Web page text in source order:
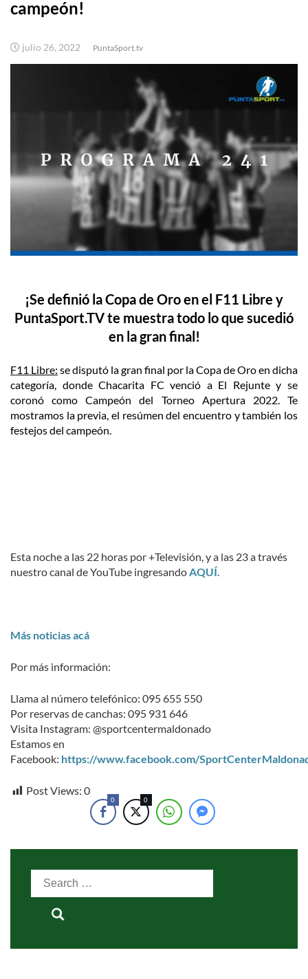
campeón!
julio 26, 2022 PuntaSport.tv
¡Se definió la Copa de Oro en el F11 Libre y
PuntaSport.TV te muestra todo lo que sucedió
en la gran final!
F11 Libre: se disputó la gran final por la Copa de Oro en dicha
categoría, donde Chacarita FC venció a El Rejunte y se
coronó como Campeón del Torneo Apertura 2022. Te
mostramos la previa, el resúmen del encuentro y también los
festejos del campeón.
Esta noche a las 22 horas por +Televisión, y a las 23 a través
nuestro canal de YouTube ingresandoAQUÍ.
Más noticias acá
Por más información:
Llama al número telefónico: 095 655 550
Por reservas de canchas: 095 931 646
Visita Instagram: @sportcentermaldonado
Estamos en
Facebook: https://www.facebook.com/
Post Views: 0
0 0
Search